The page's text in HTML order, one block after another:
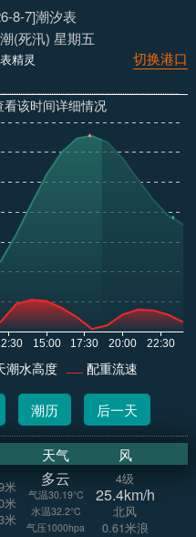
8-7]潮汐表
(死汛) 星期五
切换港口
精灵
该时间详细情况
潮水高度 配重流速
潮历 后一天
天气 风
米
米
米
多云
气温30.19°C
水温32.2°C
气压1000hpa
4级
25.4km/h
北风
0.61米浪